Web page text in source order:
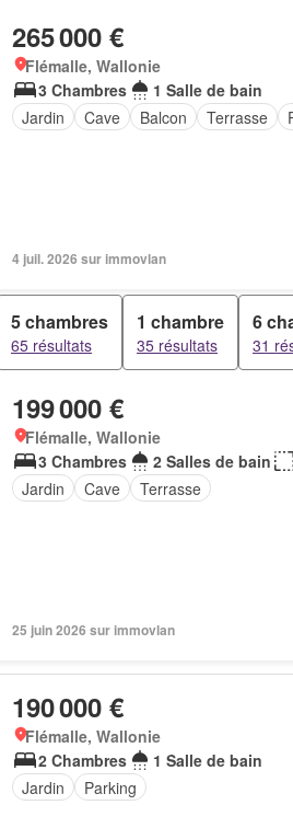
265 000 €
Flémalle, Wallonie
3 Chambres
1 Salle de bain
Jardin
Cave Balcon Terrasse
4 juil. 2026 sur immovlan
5 chambres
65 résultats
1 chambre
35 résultats
6
31
199 000 €
Flémalle, Wallonie
3 Chambres
2 Salles de bain
Jardin
Cave Terrasse
25 juin 2026 sur immovlan
190 000 €
Flémalle, Wallonie
2 Chambres
1 Salle de bain
Jardin
Parking